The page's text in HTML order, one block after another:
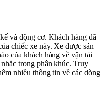
và động cơ. Khách hàng đã
chiếc xe này. Xe được sản
của khách hàng về vận tải
trong phân khúc. Truy
nhiều thông tin về các dòng